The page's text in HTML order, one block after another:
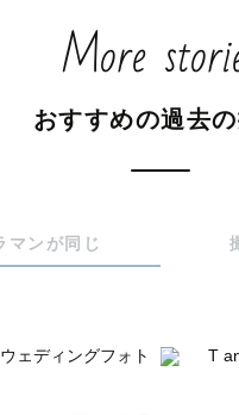
More
おすすめの過去
マンが同じ